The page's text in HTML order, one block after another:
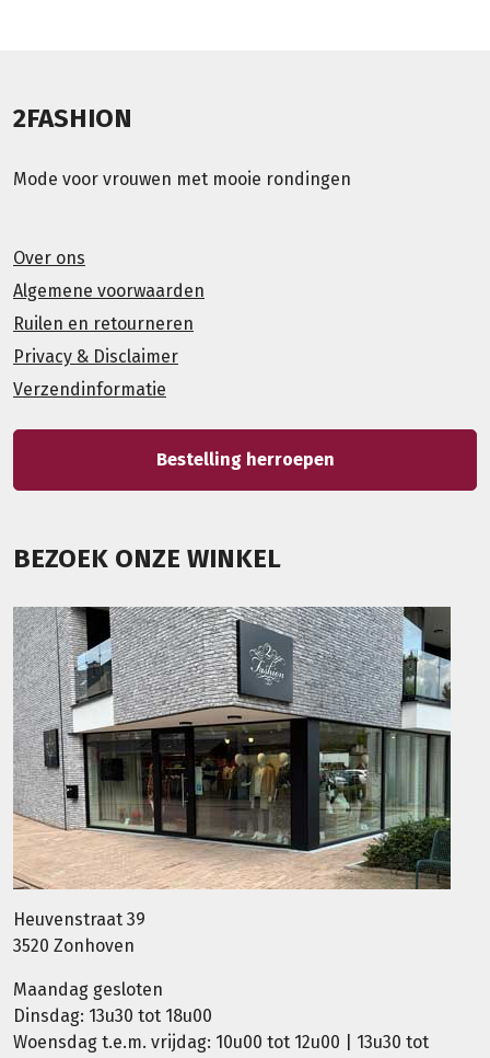
2FASHION
Mode voor vrouwen met mooie rondingen
Over ons
Algemene voorwaarden
Ruilen en retourneren
Privacy & Disclaimer
Verzendinformatie
Bestelling herroepen
BEZOEK ONZE WINKEL
Heuvenstraat 39
3520 Zonhoven
Maandag gesloten
Dinsdag: 13u30 tot 18u00
Woensdag t.e.m. vrijdag: 10u00 tot 12u00 | 13u30 tot